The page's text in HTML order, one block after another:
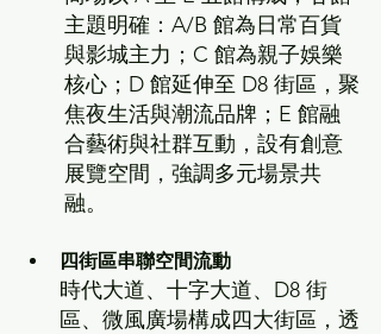
主題明確：A/B 館為日常百貨
與影城主力；C 館為親子娛樂
核心；D 館延伸至 D8 街區，聚
焦夜生活與潮流品牌；E 館融
合藝術與社群互動，設有創意
展覽空間，強調多元場景共
融。
四街區串聯空間流動
時代大道、十字大道、D8 街
區、微風廣場構成四大街區，透